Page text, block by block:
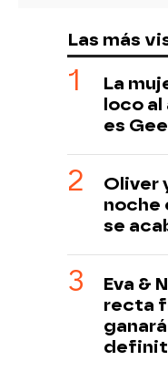
Las más
La
loco al
es
Oliver
noche
se
Eva &
recta